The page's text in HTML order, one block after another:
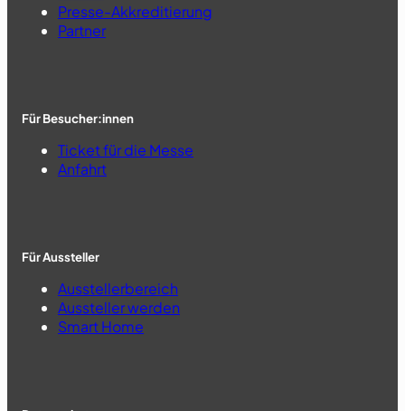
Presse-Akkreditierung
Partner
Für Besucher:innen
Ticket für die Messe
Anfahrt
Für Aussteller
Ausstellerbereich
Aussteller werden
Smart Home